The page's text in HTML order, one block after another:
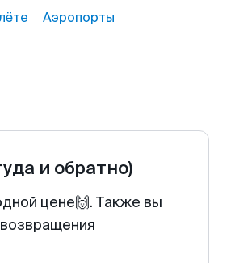
Аэропорты
и обратно)
цене🙌. Также вы